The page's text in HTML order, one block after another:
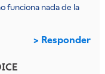
funciona nada de la
Responder